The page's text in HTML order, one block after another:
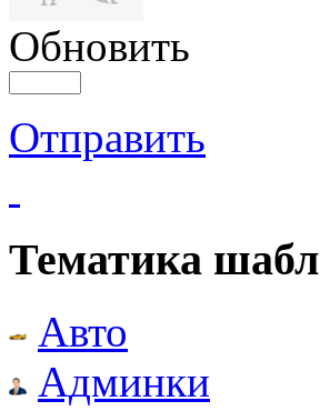
Обновить
Отправить
Тематика
Авто
Админки